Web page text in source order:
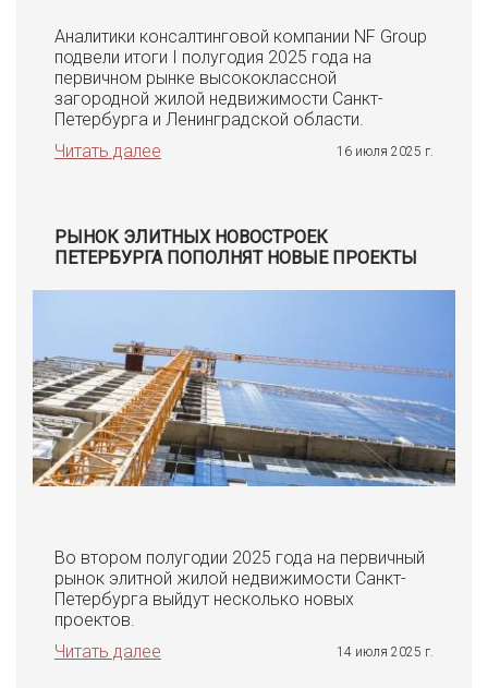
Аналитики консалтинговой компании NF Group
подвели итоги I полугодия 2025 года на
первичном рынке высококлассной
загородной жилой недвижимости Санкт-
Петербурга и Ленинградской области.
Читать далее
16 июля 2025 г.
РЫНОК ЭЛИТНЫХ НОВОСТРОЕК
ПЕТЕРБУРГА ПОПОЛНЯТ НОВЫЕ ПРОЕКТЫ
Во втором полугодии 2025 года на первичный
рынок элитной жилой недвижимости Санкт-
Петербурга выйдут несколько новых
проектов.
Читать далее
14 июля 2025 г.